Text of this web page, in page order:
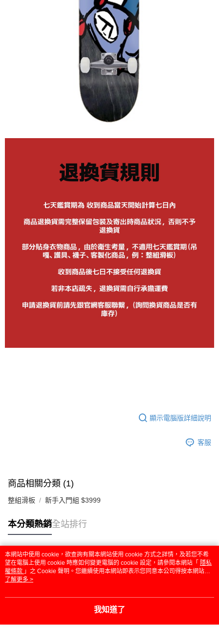
顯示電腦版詳細說明
客服
商品相關分類 (1)
整組滑板 新手入門組 $3999
本分類熱銷全站排行
熱門標籤
本網站中使用 cookie，欲查詢有關本網站使用 cookie 方式之詳情，及若您不希
望在電腦上使用 cookie 時應如何變更電腦的 cookie 設定，請參閱本網站「 隱私
權條款 」之 Cookie 聲明。您繼續使用本網站即表示您同意本公司得按本網站使
用條款之 Cookie 聲明使用 cookie。
了解更多 >
我知道了